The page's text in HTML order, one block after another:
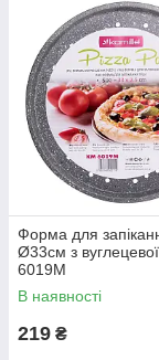
Форма для
Ø33см з
6019M
В наявності
219 ₴